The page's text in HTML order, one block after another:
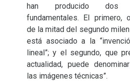
han producido dos
fundamentales. El primero,
de la mitad del segundo
está asociado a la
lineal”; y el segundo, que
actualidad, puede
las imágenes técnicas”.